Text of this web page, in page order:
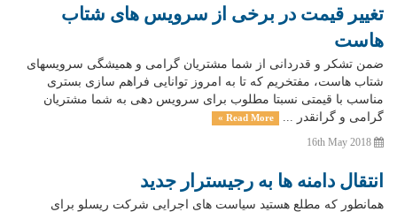
تغییر قیمت در برخی از سرویس های شتاب
هاست
ضمن تشکر و قدردانی از شما مشتریان گرامی و همیشگی سرویسهای
شتاب هاست، مفتخریم که تا به امروز توانایی فراهم سازی بستری
مناسب با قیمتی نسبتا مطلوب برای سرویس دهی به شما مشتریان
گرامی و گرانقدر ...
Read More »
انتقال دامنه ها به رجیسترار جدید
همانطور که مطلع هستید سیاست های اجرایی شرکت ریسلو برای